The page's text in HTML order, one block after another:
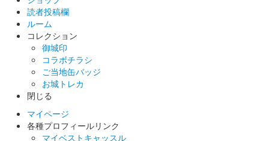
販売終了
家紋が斜めに配置されたバージョン。
和歌山城 御城印
販売終了
読者投稿欄
ルーム
コレクション
御城印
コラボチラシ
ご当地缶バッジ
お城トレカ
閉じる
マイページ
各種プロフィールリンク
マイベストキャッスル